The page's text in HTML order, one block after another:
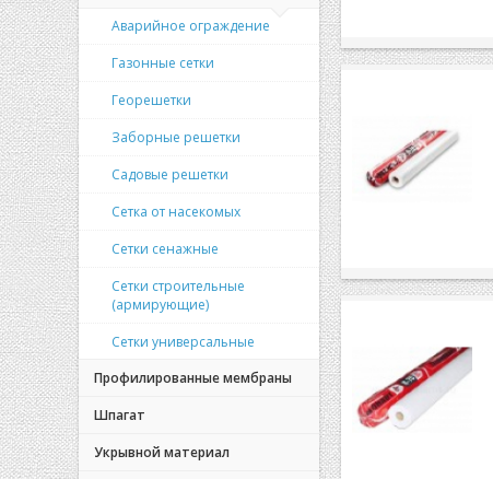
Аварийное ограждение
Газонные сетки
Георешетки
Заборные решетки
Садовые решетки
Сетка от насекомых
Сетки сенажные
Сетки строительные
(армирующие)
Сетки универсальные
Профилированные мембраны
Шпагат
Укрывной материал